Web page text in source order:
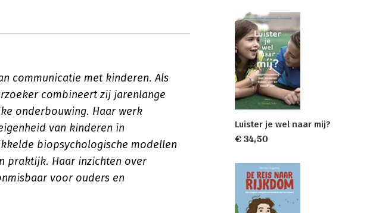
communicatie met kinderen. Als
combineert zij jarenlange
onderbouwing. Haar werk
van kinderen in
biopsychologische modellen
praktijk. Haar inzichten over
voor ouders en
Luister je wel naar mij?
€ 34,50